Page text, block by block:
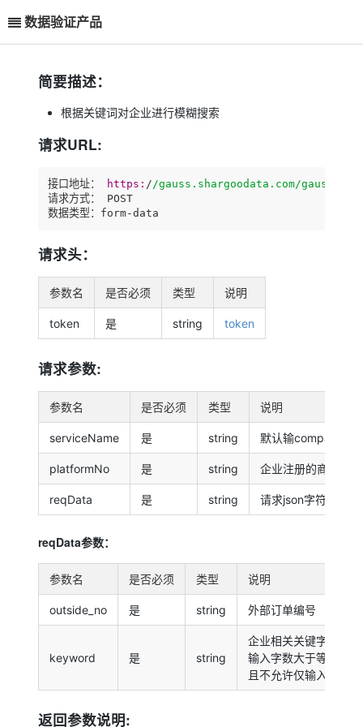
数据验证产品
简要描述：
根据关键词对企业进行模糊搜索
请求URL:
接口地址： https: / /gauss.shargoodata.com/gauss
请求方式： POST
请求头：
参数名 是否必须 类型 说明
token 是 string token
请求参数:
参数名 是否必须 类型 说明
serviceName 是 string 默认输
platformNo 是 string 企业注册的商户号
reqData 是 string 请求json字符串
reqData参数：
参数名 是否必须 类型 说明
outside_no 是 string 外部订单编号
keyword 是 string
企业相关关键字，
输入字数大于等于2个
且不允许仅输入公司
返回参数说明: